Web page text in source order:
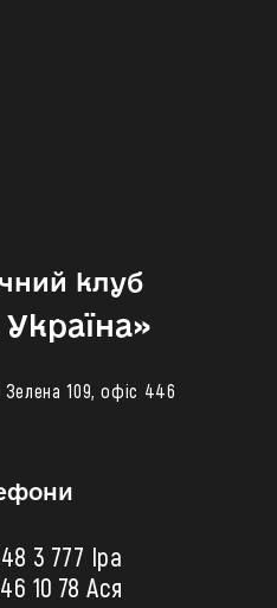
клуб
Зелена 109, офіс 446
3 777 Іра
10 78 Ася